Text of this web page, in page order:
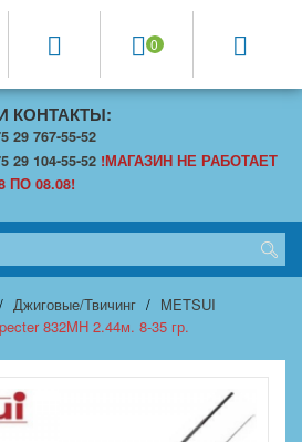
0
КОНТАКТЫ:
29 767-55-52
29 104-55-52 !МАГАЗИН НЕ РАБОТАЕТ
ПО 08.08!
Джиговые/Твичинг
METSUI
832MH 2.44м. 8-35 гр.